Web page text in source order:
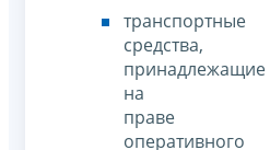
транспортные
средства,
принадлежащие
на
праве
оперативного